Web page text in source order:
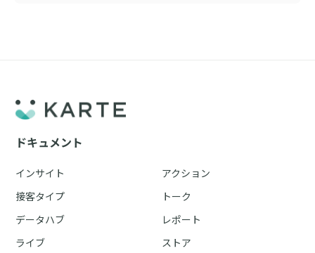
ドキュメント
インサイト
アクション
接客タイプ
トーク
データハブ
レポート
ライブ
ストア